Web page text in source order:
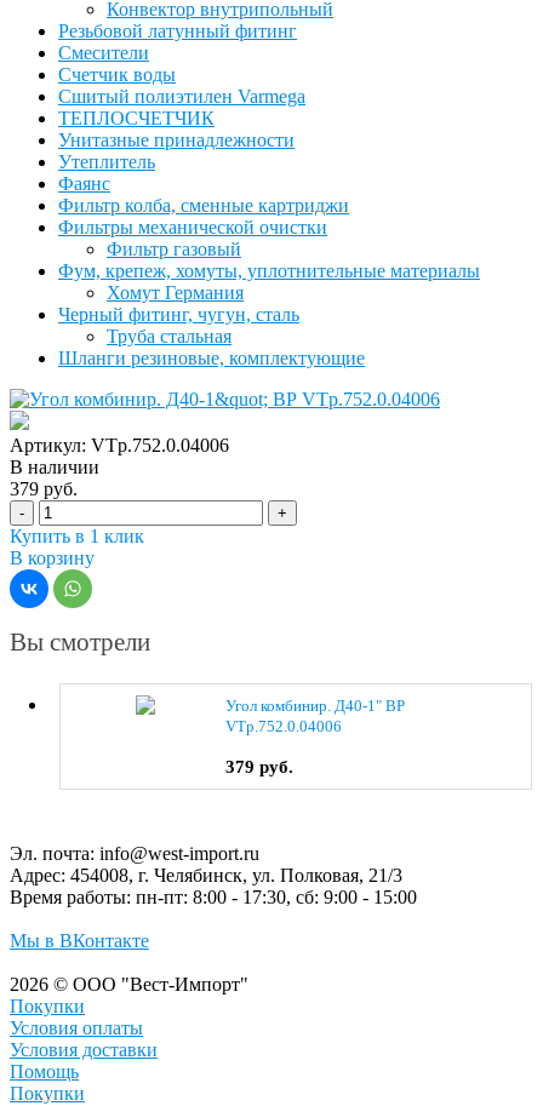
Конвектор внутрипольный
Резьбовой латунный фитинг
Смесители
Счетчик воды
Сшитый полиэтилен Varmega
ТЕПЛОСЧЕТЧИК
Унитазные принадлежности
Утеплитель
Фаянс
Фильтр колба, сменные картриджи
Фильтры механической очистки
Фильтр газовый
Фум, крепеж, хомуты, уплотнительные материалы
Хомут Германия
Черный фитинг, чугун, сталь
Труба стальная
Шланги резиновые, комплектующие
Артикул: VTp.752.0.04006
В наличии
379 руб.
- +
Купить в 1 клик
В корзину
Вы смотрели
Угол комбинир. Д40-1" ВР
VTp.752.0.04006
379 руб.
Эл. почта: info@west-import.ru
Адрес: 454008, г. Челябинск, ул. Полковая, 21/3
Время работы: пн-пт: 8:00 - 17:30, сб: 9:00 - 15:00
Мы в ВКонтакте
2026 © ООО "Вест-Импорт"
Покупки
Условия оплаты
Условия доставки
Помощь
Покупки